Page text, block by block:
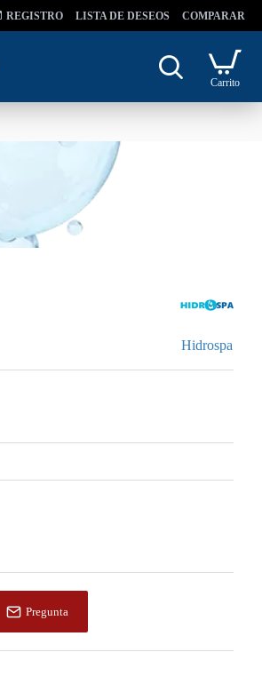
REGISTRO LISTA DE DESEOS COMPARAR
Carrito
Hidrospa
Pregunta